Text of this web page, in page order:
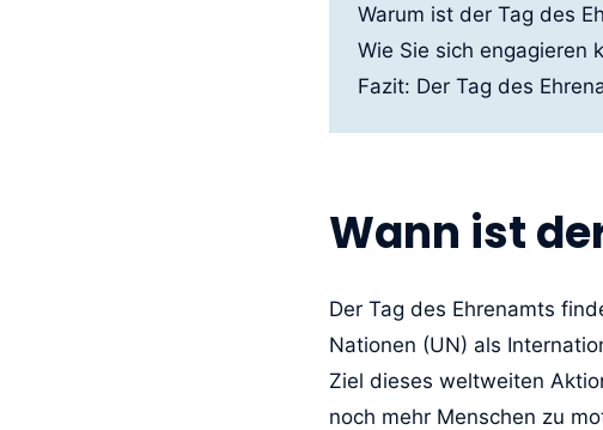
Warum ist der Tag des
Wie Sie sich engagieren
Fazit: Der Tag des
Wann ist
Der Tag des Ehrenamts
Nationen (UN) als
Ziel dieses weltweiten
noch mehr Menschen zu